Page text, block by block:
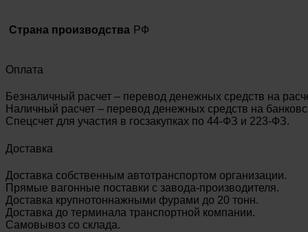
Страна производства РФ
Оплата
Безналичный расчет – перевод денежных средств на
Наличный расчет – перевод денежных средств на
Спецсчет для участия в госзакупках по 44-ФЗ и 223-ФЗ.
Доставка
Доставка собственным автотранспортом организации.
Прямые вагонные поставки с завода-производителя.
Доставка крупнотоннажными фурами до 20 тонн.
Доставка до терминала транспортной компании.
Самовывоз со склада.